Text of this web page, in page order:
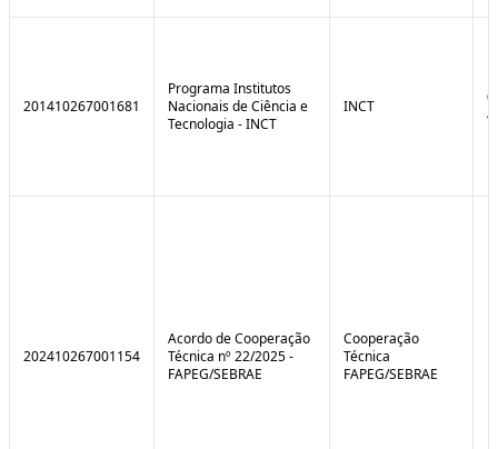
201410267001681
Programa Institutos
Nacionais de Ciência e
Tecnologia - INCT
INCT
202410267001154
Acordo de Cooperação
Técnica nº 22/2025 -
FAPEG/SEBRAE
Cooperação
Técnica
FAPEG/SEBRAE